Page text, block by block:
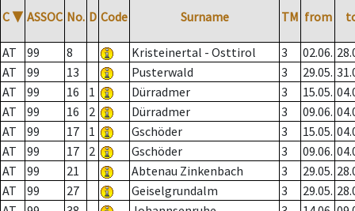
C ▼ ASSOC No. D Code Surname TM from
AT 99 8 Kristeinertal - Osttirol 3 02.06.
AT
99 13 Pusterwald 3 29.05.
AT
99 16 1 Dürradmer 3 15.05.
AT
99 16 2 Dürradmer 3 09.06.
AT
99 17 1 Gschöder 3 15.05.
AT
99 17 2 Gschöder 3 09.06.
AT
99 21 Abtenau Zinkenbach 3 29.05.
AT
99 27 Geiselgrundalm 3 29.05.